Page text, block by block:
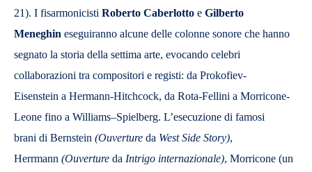
21). I fisarmonicisti Roberto Caberlotto e Gilberto
Meneghin eseguiranno alcune delle colonne sonore che hanno
segnato la storia della settima arte, evocando celebri
collaborazioni tra compositori e registi: da Prokofiev-
Eisenstein a Hermann-Hitchcock, da Rota-Fellini a Morricone-
Leone fino a Williams–Spielberg. L’esecuzione di famosi
brani di Bernstein (Ouverture da West Side Story),
Herrmann (Ouverture da Intrigo internazionale), Morricone (un